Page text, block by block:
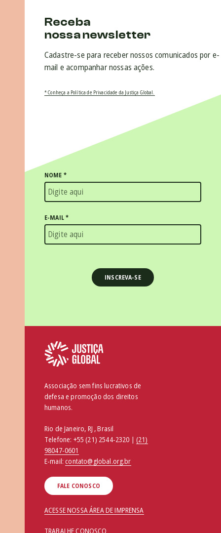
Receba
nossa newsletter
Cadastre-se para receber nossos comunicados por e-
mail e acompanhar nossas ações.
* Conheça a Política de Privacidade da Justiça Global.
NOME *
E-MAIL*
Associação sem fins lucrativos de
defesa e promoção dos direitos
humanos.
Rio de Janeiro, RJ , Brasil
Telefone: +55 (21) 2544-2320 | (21)
98047-0601
E-mail:contato@global.org.br
FALE CONOSCO
ACESSE NOSSA ÁREA DE IMPRENSA
TRABALHE CONOSCO